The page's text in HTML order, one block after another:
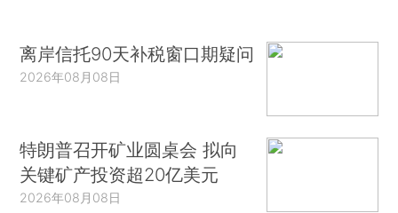
离岸信托90天补税窗口期疑问
2026年08月08日
特朗普召开矿业圆桌会 拟向
关键矿产投资超20亿美元
2026年08月08日